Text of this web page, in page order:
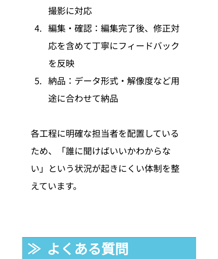
撮影に対応
編集・確認：編集完了後、修正対
応を含めて丁寧にフィードバック
を反映
納品：データ形式・解像度など用
途に合わせて納品
各工程に明確な担当者を配置している
ため、「誰に聞けばいいかわからな
い」という状況が起きにくい体制を整
えています。
≫  よくある質問